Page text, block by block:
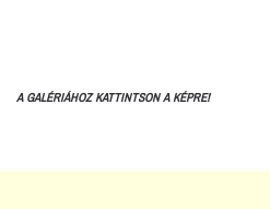
A GALÉRIÁHOZ KATTINTSON A KÉPRE!